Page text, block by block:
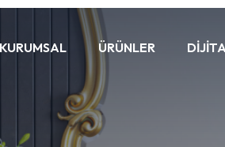
KURUMSAL ÜRÜNLER